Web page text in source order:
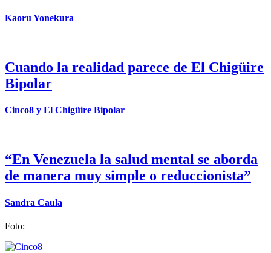
Kaoru Yonekura
Cuando la realidad parece de El Chigüire
Bipolar
Cinco8 y El Chigüire Bipolar
“En Venezuela la salud mental se aborda
de manera muy simple o reduccionista”
Sandra Caula
Foto: